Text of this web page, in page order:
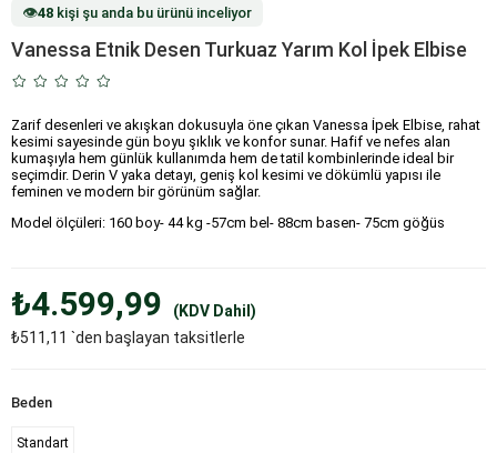
👁️48 kişi şu anda bu ürünü inceliyor
Vanessa Etnik Desen Turkuaz Yarım Kol İpek Elbise
Zarif desenleri ve akışkan dokusuyla öne çıkan Vanessa İpek Elbise, rahat
kesimi sayesinde gün boyu şıklık ve konfor sunar. Hafif ve nefes alan
kumaşıyla hem günlük kullanımda hem de tatil kombinlerinde ideal bir
seçimdir. Derin V yaka detayı, geniş kol kesimi ve dökümlü yapısı ile
feminen ve modern bir görünüm sağlar.
Model ölçüleri: 160 boy- 44 kg -57cm bel- 88cm basen- 75cm göğüs
₺4.599,99
(KDV Dahil)
₺511,11 `den başlayan taksitlerle
Beden
Standart